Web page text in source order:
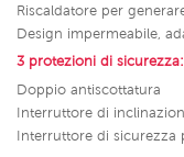
Riscaldatore per
Design impermeabile,
3 protezioni di sicurezza:
Doppio antiscottatura
Interruttore di
Interruttore di sicurezza